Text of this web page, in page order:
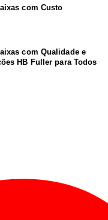
com Custo
com Qualidade e
HB Fuller para Todos